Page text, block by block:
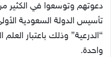
دعوتهم وتوسعوا في الكثير
تأسيس الدولة السعودية
“الدرعية” وذلك باعتبار
واحدة.